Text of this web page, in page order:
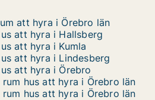
att hyra i Örebro län
att hyra i Hallsberg
att hyra i Kumla
att hyra i Lindesberg
att hyra i Örebro
rum hus att hyra i Örebro län
rum hus att hyra i Örebro län